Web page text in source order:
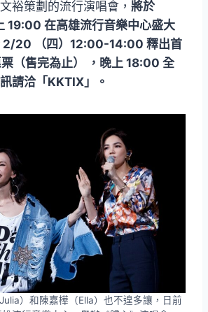
裕策劃的流行演唱會， 將於
19:00 在高雄流行音樂中心盛大
2/20 （四）12:00-14:00 釋出首
（售完為止） ，晚上 18:00 全
請洽「KKTIX」。
）和陳嘉樺（Ella）也不遑多讓，日前